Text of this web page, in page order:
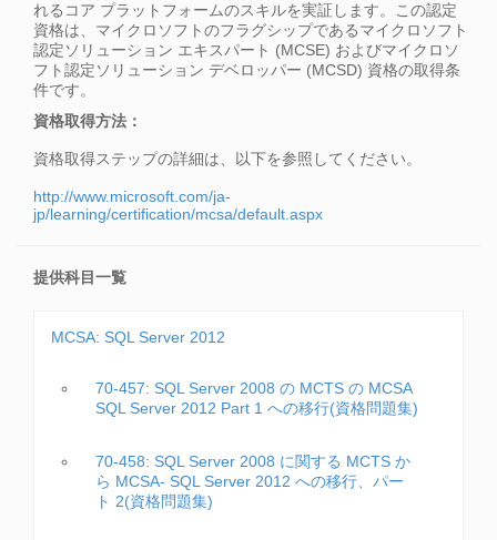
れるコア プラットフォームのスキルを実証します。この認定
資格は、マイクロソフトのフラグシップであるマイクロソフト
認定ソリューション エキスパート (MCSE) およびマイクロソ
フト認定ソリューション デベロッパー (MCSD) 資格の取得条
件です。
資格取得方法：
資格取得ステップの詳細は、以下を参照してください。
http://www.microsoft.com/ja-
jp/learning/certification/mcsa/default.aspx
提供科目一覧
MCSA: SQL Server 2012
70-457: SQL Server 2008 の MCTS の MCSA
SQL Server 2012 Part 1 への移行(資格問題集)
70-458: SQL Server 2008 に関する MCTS か
ら MCSA- SQL Server 2012 への移行、パー
ト 2(資格問題集)